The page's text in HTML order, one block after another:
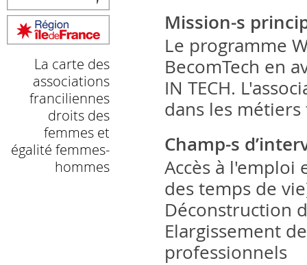
Mission-s
Le programme
BecomTech en
IN TECH.
dans les
Champ-s
Accès à
des temps de
Déconstruction
Elargissement
professionnels
La carte des
associations
franciliennes
droits des
femmes et
égalité femmes-
hommes